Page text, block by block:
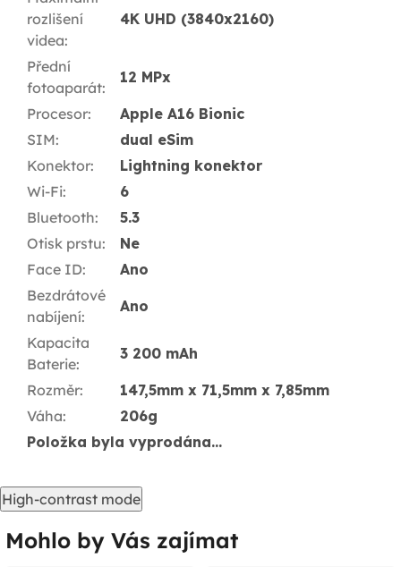
rozlišení
videa:
4K UHD (3840x2160)
Přední
fotoaparát:
12 MPx
Procesor:
Apple A16 Bionic
SIM:
dual eSim
Konektor:
Lightning konektor
Wi-Fi:
6
Bluetooth:
5.3
Otisk prstu:
Ne
Face ID:
Ano
Bezdrátové
nabíjení:
Ano
Kapacita
Baterie:
3 200 mAh
Rozměr:
147,5mm x 71,5mm x 7,85mm
Váha:
206g
Položka byla vyprodána…
High-contrast mode
Mohlo by Vás zajímat